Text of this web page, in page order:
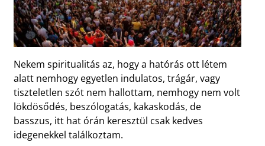
Nekem spiritualitás az, hogy a hatórás ott létem
alatt nemhogy egyetlen indulatos, trágár, vagy
tiszteletlen szót nem hallottam, nemhogy nem volt
lökdösődés, beszólogatás, kakaskodás, de
basszus, itt hat órán keresztül csak kedves
idegenekkel találkoztam.